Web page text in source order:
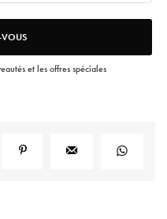
VOUS
et les offres spéciales